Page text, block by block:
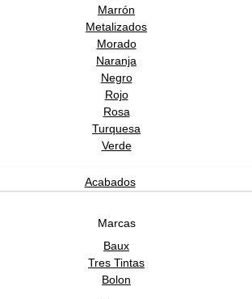
Marrón
Metalizados
Morado
Naranja
Negro
Rojo
Rosa
Turquesa
Verde
Acabados
Marcas
Baux
Tres Tintas
Bolon